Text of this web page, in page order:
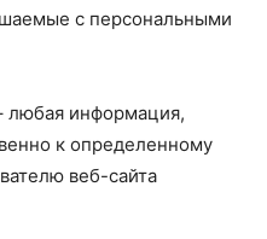
с персональными
любая информация,
к определенному
веб-сайта